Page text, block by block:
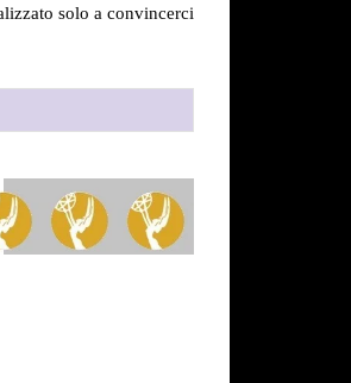
solo a convincerci